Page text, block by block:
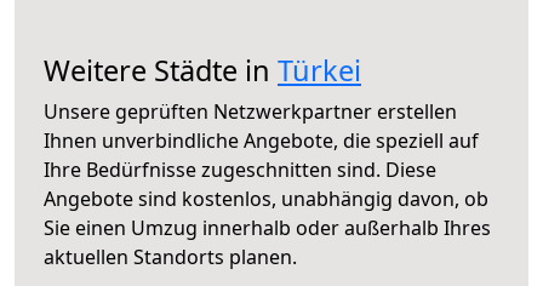
Weitere Städte in Türkei
Unsere geprüften Netzwerkpartner erstellen
Ihnen unverbindliche Angebote, die speziell auf
Ihre Bedürfnisse zugeschnitten sind. Diese
Angebote sind kostenlos, unabhängig davon, ob
Sie einen Umzug innerhalb oder außerhalb Ihres
aktuellen Standorts planen.